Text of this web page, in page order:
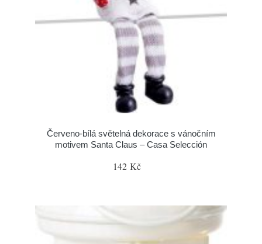
Červeno-bílá světelná dekorace s vánočním
motivem Santa Claus – Casa Selección
142 Kč